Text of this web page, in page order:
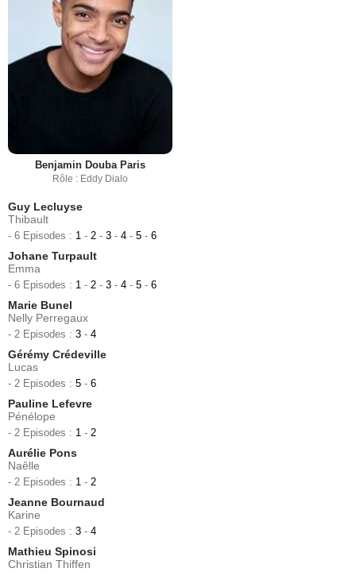
Benjamin Douba Paris
Rôle : Eddy Dialo
Guy Lecluyse
Thibault
- 6 Episodes : 1 - 2 - 3 - 4 - 5 - 6
Johane Turpault
Emma
- 6 Episodes : 1 - 2 - 3 - 4 - 5 - 6
Marie Bunel
Nelly Perregaux
- 2 Episodes : 3 - 4
Gérémy Crédeville
Lucas
- 2 Episodes : 5 - 6
Pauline Lefevre
Pénélope
- 2 Episodes : 1 - 2
Aurélie Pons
Naêlle
- 2 Episodes : 1 - 2
Jeanne Bournaud
Karine
- 2 Episodes : 3 - 4
Mathieu Spinosi
Christian Thiffen